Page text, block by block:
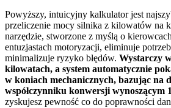
Powyższy, intuicyjny kalkulator jest
przeliczenie mocy silnika z kilowatów na
narzędzie, stworzone z myślą o
entuzjastach motoryzacji, eliminuje
minimalizuje ryzyko błędów. Wystarczy
kilowatach, a system automatycznie
w koniach mechanicznych, bazując na
współczynniku konwersji wynoszącym
zyskujesz pewność co do poprawności